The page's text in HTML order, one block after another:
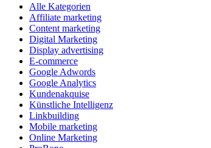
Alle Kategorien
Affiliate marketing
Content marketing
Digital Marketing
Display advertising
E-commerce
Google Adwords
Google Analytics
Kundenakquise
Künstliche Intelligenz
Linkbuilding
Mobile marketing
Online Marketing